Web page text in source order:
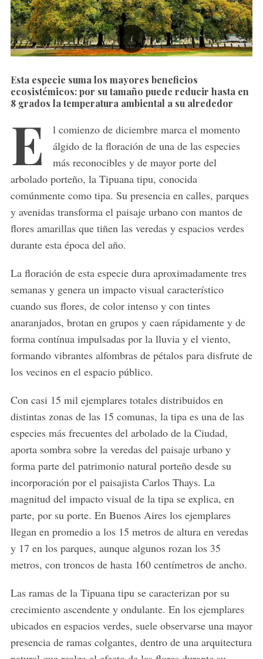
Esta especie suma los mayores beneficios
ecosistémicos: por su tamaño puede reducir hasta en
8 grados la temperatura ambiental a su alrededor
E
l comienzo de diciembre marca el momento
álgido de la floración de una de las especies
más reconocibles y de mayor porte del
arbolado porteño, la Tipuana tipu, conocida
comúnmente como tipa. Su presencia en calles, parques
y avenidas transforma el paisaje urbano con mantos de
flores amarillas que tiñen las veredas y espacios verdes
durante esta época del año.
La floración de esta especie dura aproximadamente tres
semanas y genera un impacto visual característico
cuando sus flores, de color intenso y con tintes
anaranjados, brotan en grupos y caen rápidamente y de
forma contínua impulsadas por la lluvia y el viento,
formando vibrantes alfombras de pétalos para disfrute de
los vecinos en el espacio público.
Con casi 15 mil ejemplares totales distribuidos en
distintas zonas de las 15 comunas, la tipa es una de las
especies más frecuentes del arbolado de la Ciudad,
aporta sombra sobre la veredas del paisaje urbano y
forma parte del patrimonio natural porteño desde su
incorporación por el paisajista Carlos Thays. La
magnitud del impacto visual de la tipa se explica, en
parte, por su porte. En Buenos Aires los ejemplares
llegan en promedio a los 15 metros de altura en veredas
y 17 en los parques, aunque algunos rozan los 35
metros, con troncos de hasta 160 centímetros de ancho.
Las ramas de la Tipuana tipu se caracterizan por su
crecimiento ascendente y ondulante. En los ejemplares
ubicados en espacios verdes, suele observarse una mayor
presencia de ramas colgantes, dentro de una arquitectura